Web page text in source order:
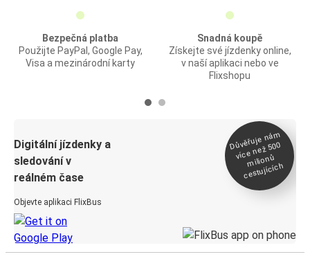
Bezpečná platba
Použijte PayPal, Google Pay,
Visa a mezinárodní karty
Snadná koupě
Získejte své jízdenky online,
v naší aplikaci nebo ve
Flixshopu
Digitální jízdenky a
sledování v
reálném čase
Objevte aplikaci FlixBus
Důvěřuje ná
m
více než 500
milionů
cestujících